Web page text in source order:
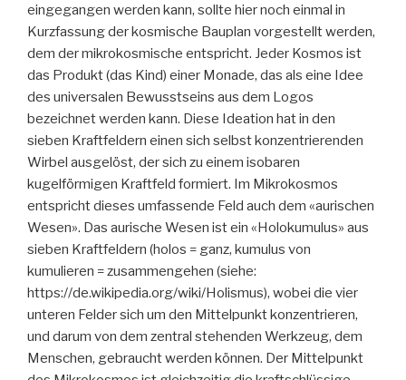
eingegangen werden kann, sollte hier noch einmal in
Kurzfassung der kosmische Bauplan vorgestellt werden,
dem der mikrokosmische entspricht. Jeder Kosmos ist
das Produkt (das Kind) einer Monade, das als eine Idee
des universalen Bewusstseins aus dem Logos
bezeichnet werden kann. Diese Ideation hat in den
sieben Kraftfeldern einen sich selbst konzentrierenden
Wirbel ausgelöst, der sich zu einem isobaren
kugelförmigen Kraftfeld formiert. Im Mikrokosmos
entspricht dieses umfassende Feld auch dem «aurischen
Wesen». Das aurische Wesen ist ein «Holokumulus» aus
sieben Kraftfeldern (holos = ganz, kumulus von
kumulieren = zusammengehen (siehe:
https://de.wikipedia.org/wiki/Holismus), wobei die vier
unteren Felder sich um den Mittelpunkt konzentrieren,
und darum von dem zentral stehenden Werkzeug, dem
Menschen, gebraucht werden können. Der Mittelpunkt